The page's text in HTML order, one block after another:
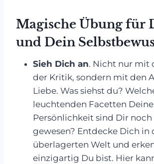
Magische Übung für
und Dein
Sieh Dich an. Nicht nur mit
der Kritik, sondern mit den
Liebe. Was siehst du?
leuchtenden Facetten
Persönlichkeit sind Dir
gewesen? Entdecke Dich in
überlagerten Welt und
einzigartig Du bist. Hier